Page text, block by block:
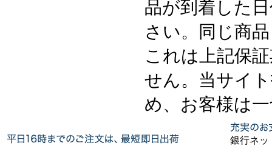
品が到着した
さい。同じ商
これは上記保
せん。当サイ
め、お客様は
銀行ネッ